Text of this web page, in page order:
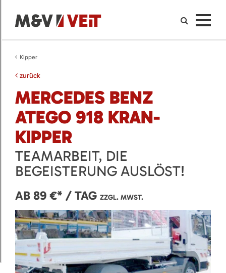
Kipper
zurück
MERCEDES BENZ
ATEGO 918 KRAN-
KIPPER
TEAMARBEIT, DIE
BEGEISTERUNG AUSLÖST!
AB 89 €* / TAG ZZGL. MWST.